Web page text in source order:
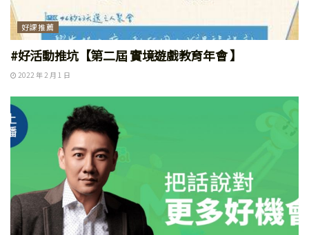
好課推薦
#好活動推坑【第二屆 實境遊戲教育年會 】
2022 年 2 月 1 日